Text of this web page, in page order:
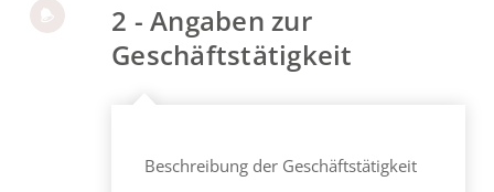
2 - Angaben zur
Geschäftstätigkeit
Beschreibung der Geschäftstätigkeit